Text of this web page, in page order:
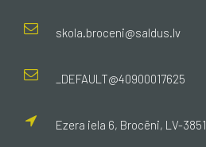
skola.broceni@saldus.lv
_DEFAULT@40900017625
Ezera iela 6, Brocēni, LV-3851